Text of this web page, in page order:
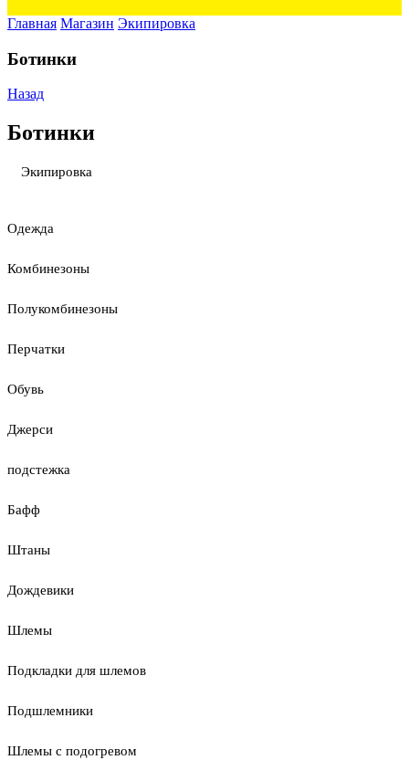
Главная Магазин Экипировка
Ботинки
Назад
Ботинки
Экипировка
Одежда
Комбинезоны
Полукомбинезоны
Перчатки
Обувь
Джерси
подстежка
Бафф
Штаны
Дождевики
Шлемы
Подкладки для шлемов
Подшлемники
Шлемы с подогревом